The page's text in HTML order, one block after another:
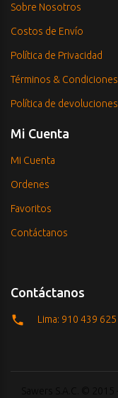
Sobre Nosotros
Costos de Envío
Política de Privacidad
Términos & Condiciones
Política de devoluciones
Mi Cuenta
Mi Cuenta
Ordenes
Favoritos
Contáctanos
Contáctanos
Lima: 910 439 625